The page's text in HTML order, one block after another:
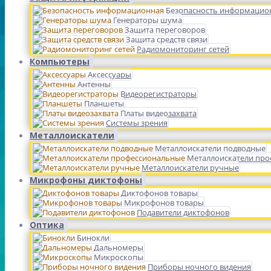
Безопасность
Генераторы шума
Защита переговоров
Защита средств связи
Радиомониторинг сетей
Компьютеры
Аксессуары
Антенны
Видеорегистраторы
Планшеты
Платы видеозахвата
Системы зрения
Металлоискатели
Металлоискатели подводные
Металлоискатели
Металлоискатели ручные
Микрофоны диктофоны
Диктофонов товары
Микрофонов товары
Подавители диктофонов
Оптика
Бинокли
Дальномеры
Микроскопы
Приборы ночного видения